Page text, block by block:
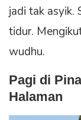
jadi tak asyik.
tidur.
wudhu.
Pagi di
Halaman